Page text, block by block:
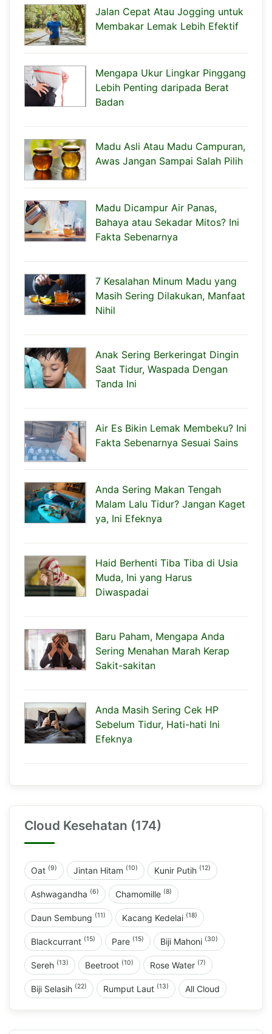
Jalan Cepat Atau Jogging untuk
Membakar Lemak Lebih Efektif
Mengapa Ukur Lingkar Pinggang
Lebih Penting daripada Berat
Badan
Madu Asli Atau Madu Campuran,
Awas Jangan Sampai Salah Pilih
Madu Dicampur Air Panas,
Bahaya atau Sekadar Mitos? Ini
Fakta Sebenarnya
7 Kesalahan Minum Madu yang
Masih Sering Dilakukan, Manfaat
Nihil
Anak Sering Berkeringat Dingin
Saat Tidur, Waspada Dengan
Tanda Ini
Air Es Bikin Lemak Membeku? Ini
Fakta Sebenarnya Sesuai Sains
Anda Sering Makan Tengah
Malam Lalu Tidur? Jangan Kaget
ya, Ini Efeknya
Haid Berhenti Tiba Tiba di Usia
Muda, Ini yang Harus
Diwaspadai
Baru Paham, Mengapa Anda
Sering Menahan Marah Kerap
Sakit-sakitan
Anda Masih Sering Cek HP
Sebelum Tidur, Hati-hati Ini
Efeknya
Cloud Kesehatan (174)
Oat (9) Jintan Hitam (10) Kunir Putih (12)
Ashwagandha (6) Chamomille (8)
Daun Sembung (11) Kacang Kedelai (18)
Blackcurrant (15) Pare (15) Biji Mahoni (30)
Sereh (13) Beetroot (10) Rose Water (7)
Biji Selasih (22) Rumput Laut (13) All Cloud